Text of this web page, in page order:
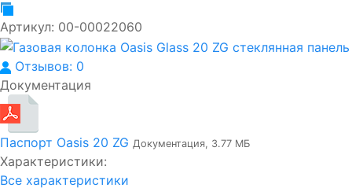
Артикул: 00-00022060
Отзывов: 0
Документация
Паспорт Oasis 20 ZG Документация, 3.77 МБ
Характеристики:
Все характеристики